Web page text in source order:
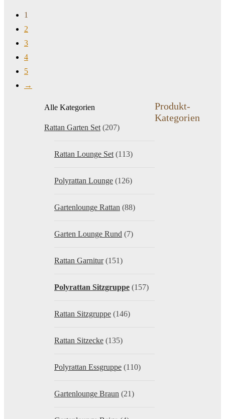
1
2
3
4
5
→
Alle Kategorien
Rattan Garten Set (207)
Rattan Lounge Set (113)
Polyrattan Lounge (126)
Gartenlounge Rattan (88)
Garten Lounge Rund (7)
Rattan Garnitur (151)
Polyrattan Sitzgruppe (157)
Rattan Sitzgruppe (146)
Rattan Sitzecke (135)
Polyrattan Essgruppe (110)
Gartenlounge Braun (21)
Produkt-
Kategorien